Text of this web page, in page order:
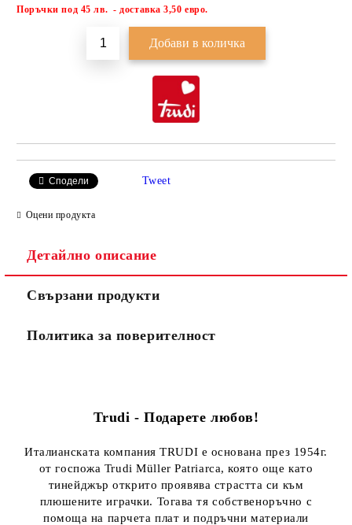
Поръчки под 45 лв. - доставка 3,50 евро.
Сподели Tweet
Оцени продукта
Детайлно описание
Свързани продукти
Политика за поверителност
Trudi - Подарете любов!
Италианската компания TRUDI е основана през 1954г.
от госпожа Trudi Müller Patriarca, която още като
тинейджър открито проявява страстта си към
плюшените играчки. Тогава тя собственоръчно с
помоща на парчета плат и подръчни материали